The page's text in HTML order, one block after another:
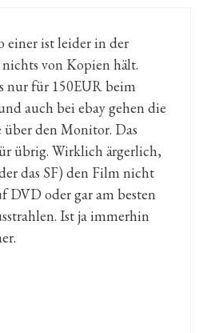
einer ist leider in der
nichts von Kopien hält.
nur für 150EUR beim
auch bei ebay gehen die
über den Monitor. Das
übrig. Wirklich ärgerlich,
das SF) den Film nicht
DVD oder gar am besten
Ist ja immerhin